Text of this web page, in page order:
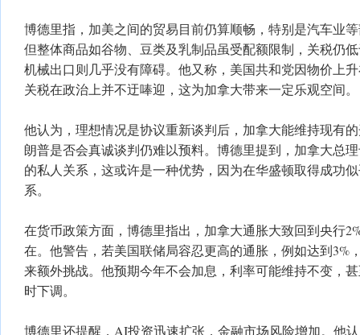
博德里指，加美之间的贸易目前仍算顺畅，特别是汽车业
但整体商品如谷物、豆类及乳制品虽受配额限制，关税仍
机械出口则几乎没有障碍。他又称，美国共和党因物价上
关税在政治上并不迂唪迎，这为加拿大带来一定乐观空间。
他认为，理想情况是协议重新谈判后，加拿大能维持现有
朗普是否会真诚谈判仍难以预料。博德里提到，加拿大总
的私人关系，这或许是一种优势，因为在华盛顿取得成功
系。
在货币政策方面，博德里指出，加拿大通胀大致回到央行
在。他警告，若美国联储局容忍更高的通胀，例如达到3%
来额外挑战。他预期今年不会加息，利率可能维持不变，
时下调。
博德里还提醒，AI投资迅速扩张，金融市场风险增加。他